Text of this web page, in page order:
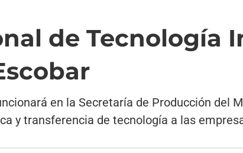
de Tecnología
en la Secretaría de Producción del
y transferencia de tecnología a las